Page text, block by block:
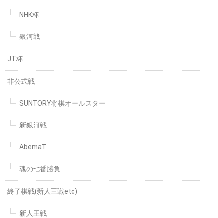
NHK杯
銀河戦
JT杯
非公式戦
SUNTORY将棋オールスター
新銀河戦
AbemaT
魂の七番勝負
終了棋戦(新人王戦etc)
新人王戦